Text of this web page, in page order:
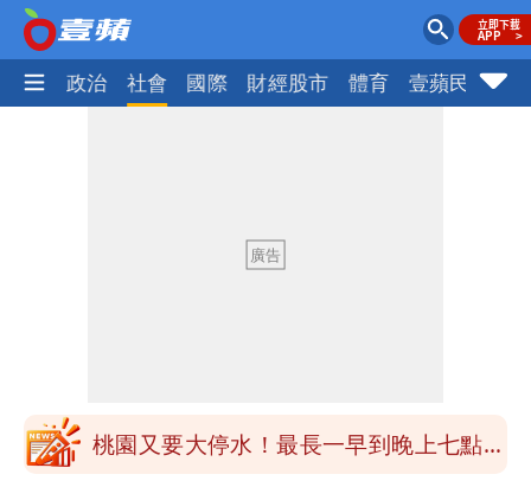
生活 政治 社會 國際 財經股市 體育 壹蘋民調
男裁判勒令女選手「解衣」檢查
揮別9年演藝圈 女演員當「全職運將」
回1句笑翻10萬人
桃園又要大停水！最長一早到晚上七點都